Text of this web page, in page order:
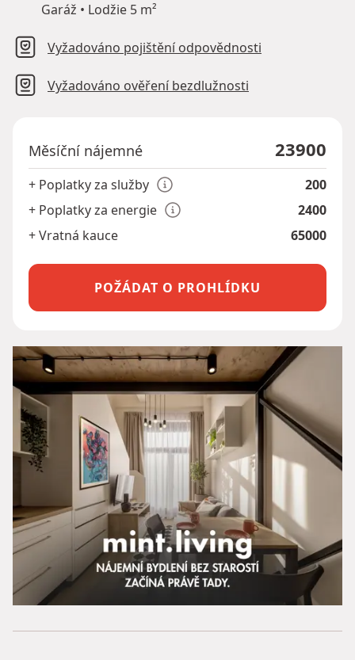
Garáž • Lodžie 5 m²
Vyžadováno pojištění odpovědnosti
Vyžadováno ověření bezdlužnosti
Měsíční nájemné 23900
+ Poplatky za služby
200
+ Poplatky za energie
2400
+ Vratná kauce
65000
POŽÁDAT O PROHLÍDKU